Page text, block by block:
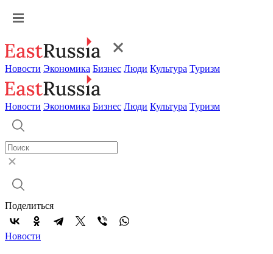
Новости Экономика Бизнес Люди Культура Туризм
Новости Экономика Бизнес Люди Культура Туризм
Поделиться
Новости